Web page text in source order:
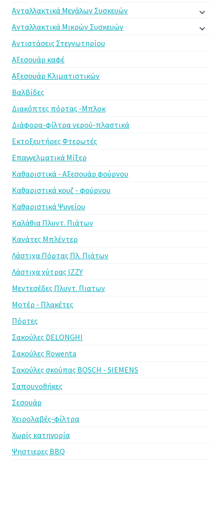
Ανταλλακτικά Μεγάλων Συσκευών
Ανταλλακτικά Μικρών Συσκευών
Αντιστάσεις Στεγνωτηρίου
Αξεσουάρ καφέ
Αξεσουάρ Κλιματιστικών
Βαλβίδες
Διακόπτες πόρτας -Μπλοκ
Διάφορα-φίλτρα νερού-πλαστικά
Εκτοξευτήρες Φτερωτές
Επαγγελματικά Μίξερ
Καθαριστικά - Αξεσουάρ φούρνου
Καθαριστικά κουζ - φούρνου
Καθαριστικά Ψυγείου
Καλάθια Πλυντ. Πιάτων
Κανάτες Μπλέντερ
Λάστιχα Πόρτας Πλ. Πιάτων
Λάστιχα χύτρας IZZY
Μεντεσέδες Πλυντ. Πιατων
Μοτέρ - Πλακέτες
Πόρτες
Σακούλες DELONGHI
Σακούλες Rowenta
Σακούλες σκούπας BOSCH - SIEMENS
Σαπουνοθήκες
Σεσουάρ
Χειρολαβές-φίλτρα
Χωρίς κατηγορία
Ψηστιερες BBQ